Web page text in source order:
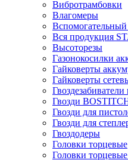
Вибротрамбовки
Влагомеры
Вся продукция
Высоторезы
Газонокосилки
Гайковерты
Гайковерты
Гвозди
Гвозди для
Гвозди для
Гвоздодеры
Головки торцевые
Головки